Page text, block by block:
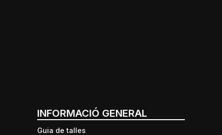
INFORMACIÓ GENERAL
Guia de talles